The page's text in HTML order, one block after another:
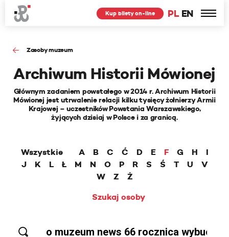
PL EN
Kup bilety on-line
Zasoby muzeum
Archiwum Historii Mówionej
Głównym zadaniem powstałego w 2014 r. Archiwum Historii
Mówionej jest utrwalenie relacji kilku tysięcy żołnierzy Armii
Krajowej – uczestników Powstania Warszawskiego,
żyjących dzisiaj w Polsce i za granicą.
Wszystkie A B C Ć D E F G H
I
J
K L Ł M N O P R S Ś T U
V
W
Z
Ż
Szukaj osoby